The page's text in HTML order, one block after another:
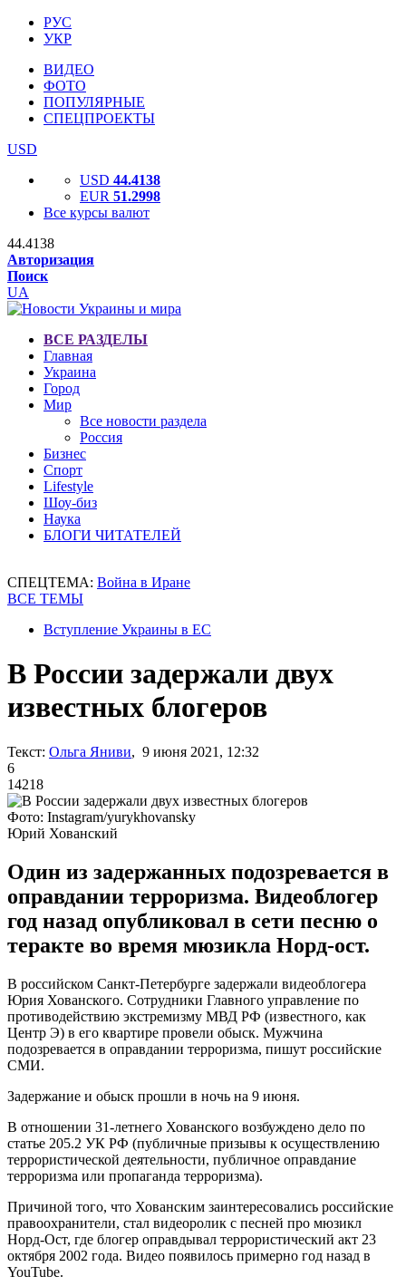
РУС
УКР
ВИДЕО
ФОТО
ПОПУЛЯРНЫЕ
СПЕЦПРОЕКТЫ
USD
USD 44.4138
EUR 51.2998
Все курсы валют
44.4138
Авторизация
Поиск
UA
ВСЕ РАЗДЕЛЫ
Главная
Украина
Город
Мир
Все новости раздела
Россия
Бизнес
Спорт
Lifestyle
Шоу-биз
Наука
БЛОГИ ЧИТАТЕЛЕЙ
СПЕЦТЕМА: Война в Иране
ВСЕ ТЕМЫ
Вступление Украины в ЕС
В России задержали двух
известных блогеров
Текст: Ольга Яниви, 9 июня 2021, 12:32
6
14218
Фото: Instagram/yurykhovansky
Юрий Хованский
Один из задержанных подозревается в
оправдании терроризма. Видеоблогер
год назад опубликовал в сети песню о
теракте во время мюзикла Норд-ост.
В российском Санкт-Петербурге задержали видеоблогера
Юрия Хованского. Сотрудники Главного управление по
противодействию экстремизму МВД РФ (известного, как
Центр Э) в его квартире провели обыск. Мужчина
подозревается в оправдании терроризма, пишут российские
СМИ.
Задержание и обыск прошли в ночь на 9 июня.
В отношении 31-летнего Хованского возбуждено дело по
статье 205.2 УК РФ (публичные призывы к осуществлению
террористической деятельности, публичное оправдание
терроризма или пропаганда терроризма).
Причиной того, что Хованским заинтересовались российские
правоохранители, стал видеоролик с песней про мюзикл
Норд-Ост, где блогер оправдывал террористический акт 23
октября 2002 года. Видео появилось примерно год назад в
YouTube.